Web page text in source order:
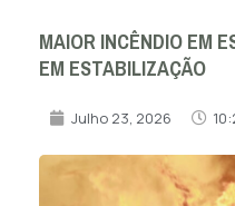
MAIOR INCÊNDIO EM
EM ESTABILIZAÇÃO
Julho 23, 2026